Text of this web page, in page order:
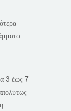
3 έως 7